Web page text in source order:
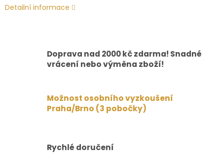
Detailní informace
Doprava nad 2000 kč zdarma! Snadné
vrácení nebo výměna zboží!
Možnost osobního vyzkoušení
Praha/Brno (3 pobočky)
Rychlé doručení